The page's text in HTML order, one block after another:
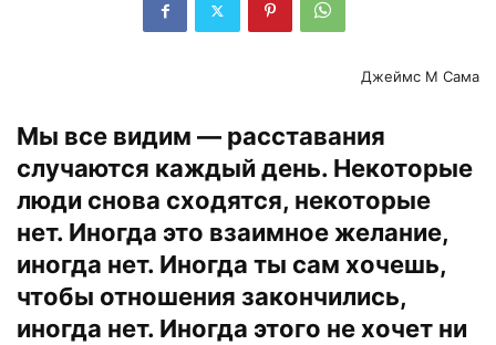
Джеймс М Сама
Мы все видим — расставания
случаются каждый день. Некоторые
люди снова сходятся, некоторые
нет. Иногда это взаимное желание,
иногда нет. Иногда ты сам хочешь,
чтобы отношения закончились,
иногда нет. Иногда этого не хочет ни